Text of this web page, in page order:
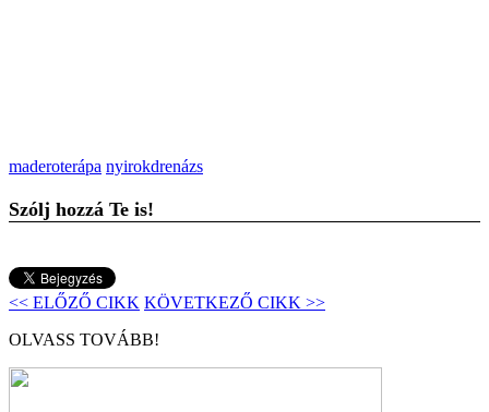
maderoterápa nyirokdrenázs
Szólj hozzá Te is!
<< ELŐZŐ CIKK KÖVETKEZŐ CIKK >>
OLVASS TOVÁBB!